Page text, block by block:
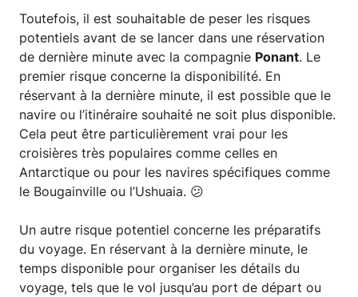
Toutefois, il est souhaitable de peser les risques
potentiels avant de se lancer dans une réservation
de dernière minute avec la compagnie Ponant. Le
premier risque concerne la disponibilité. En
réservant à la dernière minute, il est possible que le
navire ou l’itinéraire souhaité ne soit plus disponible.
Cela peut être particulièrement vrai pour les
croisières très populaires comme celles en
Antarctique ou pour les navires spécifiques comme
le Bougainville ou l’Ushuaia. 😕
Un autre risque potentiel concerne les préparatifs
du voyage. En réservant à la dernière minute, le
temps disponible pour organiser les détails du
voyage, tels que le vol jusqu’au port de départ ou